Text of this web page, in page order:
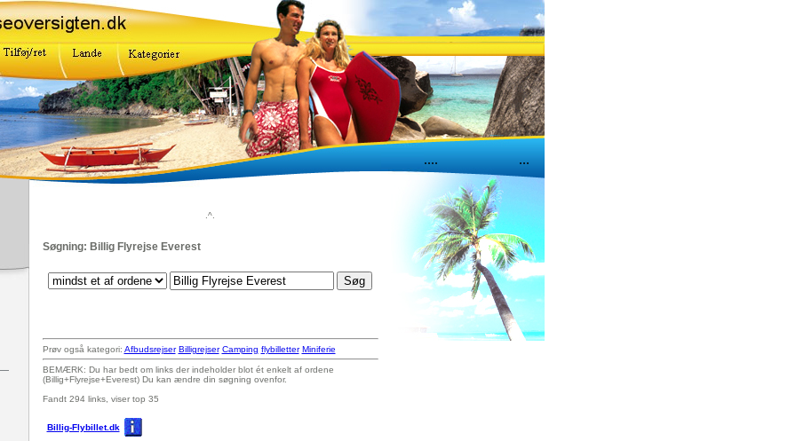
.... ...
.^.
Søgning: Billig Flyrejse Everest
Prøv også kategori: Afbudsrejser Billigrejser Camping flybilletter Miniferie
BEMÆRK: Du har bedt om links der indeholder blot ét enkelt af ordene
(Billig+Flyrejse+Everest) Du kan ændre din søgning ovenfor.
Fandt 294 links, viser top 35
Billig-Flybillet.dk